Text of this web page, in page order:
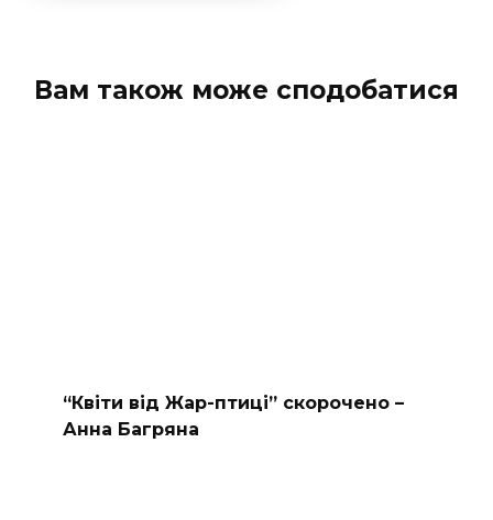
Вам також може сподобатися
“Квіти від Жар-птиці” скорочено –
Анна Багряна